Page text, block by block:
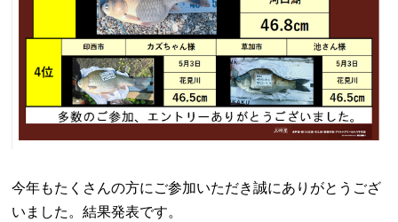
今年もたくさんの方にご参加いただき誠にありがとうござ
いました。結果発表です。